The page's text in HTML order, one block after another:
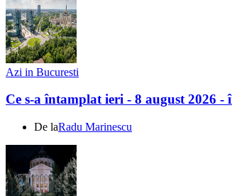
Azi in Bucuresti
Ce s-a întamplat ieri - 8 august 2026 -
De laRadu Marinescu